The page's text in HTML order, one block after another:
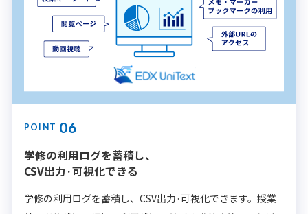
POINT 06
学修の利用ログを蓄積し、
CSV出力·可視化できる
学修の利用ログを蓄積し、CSV出力·可視化できます。授業